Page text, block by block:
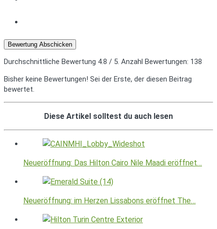
Bewertung Abschicken
Durchschnittliche Bewertung 4.8 / 5. Anzahl Bewertungen: 138
Bisher keine Bewertungen! Sei der Erste, der diesen Beitrag
bewertet.
Diese Artikel solltest du auch lesen
Neueröffnung: Das Hilton Cairo Nile Maadi eröffnet…
Neueröffnung: im Herzen Lissabons eröffnet The…